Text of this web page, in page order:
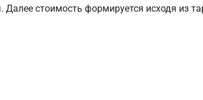
стоимость формируется исходя из